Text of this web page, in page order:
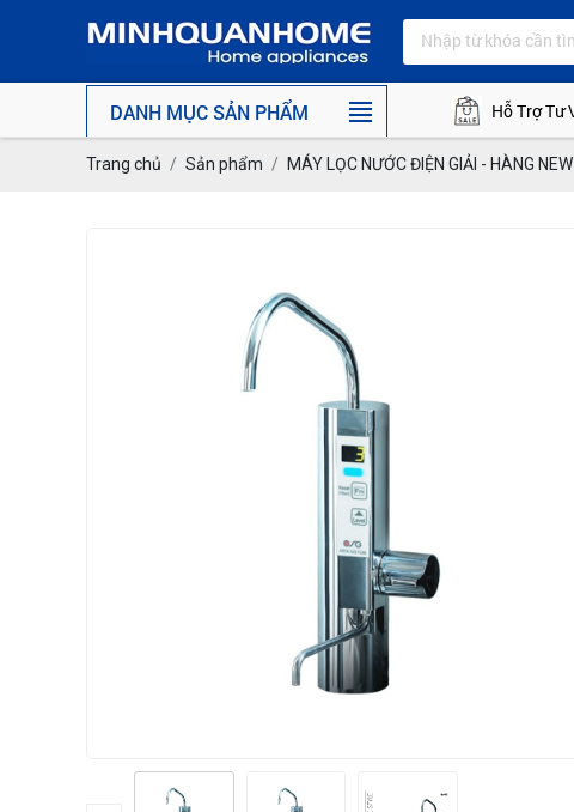
DANH MỤC SẢN PHẨM Hỗ Trợ Tư
Trang chủ Sản phẩm MÁY LỌC NƯỚC ĐIỆN GIẢI - HÀNG